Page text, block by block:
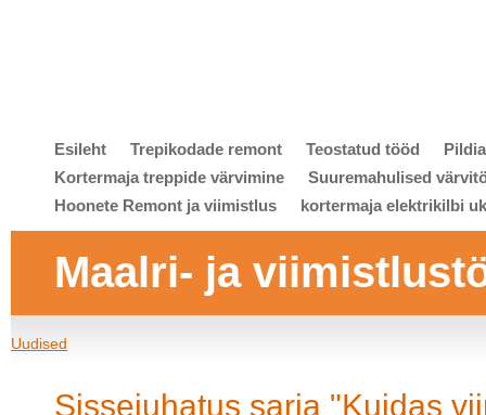
Esileht Trepikodade remont Teostatud tööd
Kortermaja treppide värvimine
Suuremahulised
Hoonete Remont ja viimistlus
kortermaja elektrikilbi
Maalri- ja
Uudised
Sissejuhatus sarja "Kuidas